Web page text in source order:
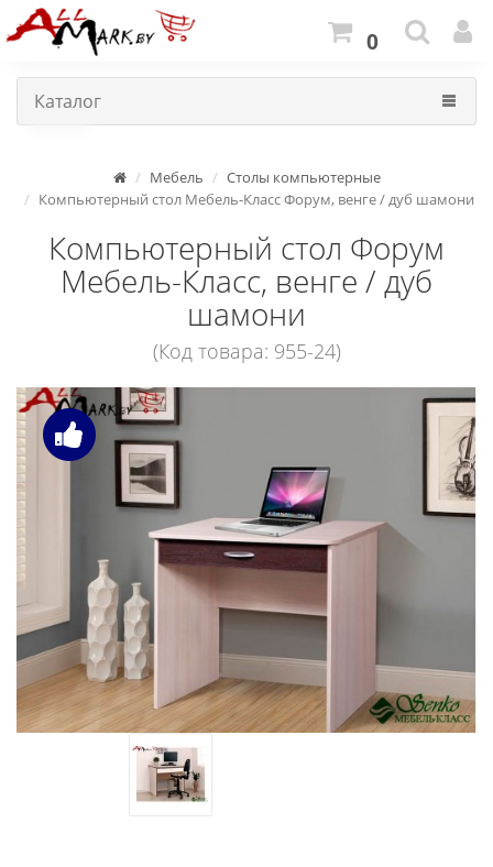
0
Каталог
Мебель
Столы компьютерные
Компьютерный стол Мебель-Класс Форум, венге / дуб шамони
Компьютерный стол Форум
Мебель-Класс, венге / дуб
шамони
(Код товара: 955-24)